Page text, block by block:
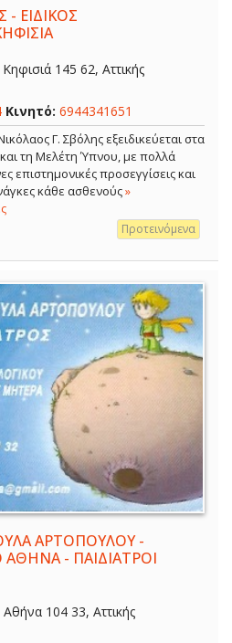
ΕΙΔΙΚΟΣ
145 62, Αττικής
Κινητό: 6944341651
Γ. Σβόλης εξειδικεύεται στα
τη Μελέτη Ύπνου, με πολλά
επιστημονικές προσεγγίσεις και
κάθε ασθενούς»
Προτεινόμενα
ΑΡΤΟΠΟΥΛΟΥ -
- ΠΑΙΔΙΑΤΡΟΙ
104 33, Αττικής